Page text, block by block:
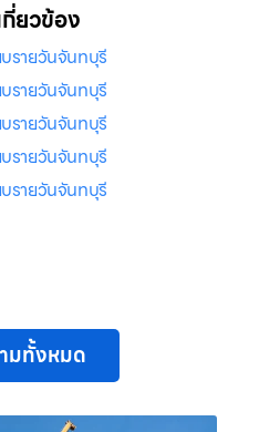
ยวข้อง
รายวันจันทบุรี
รายวันจันทบุรี
รายวันจันทบุรี
รายวันจันทบุรี
รายวันจันทบุรี
มทั้งหมด